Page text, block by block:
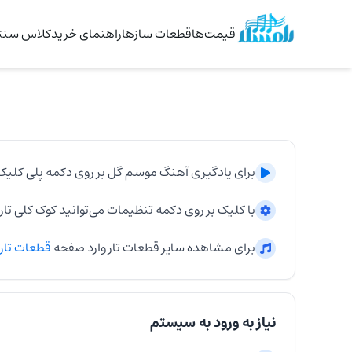
قیمت‌هاقطعات سازهاراهنمای خریدکلاس
برای یادگیری آهنگموسم گلبر روی دکمه پلی
با کلیک بر روی دکمه تنظیمات می‌توانید کوک کلی
برای مشاهده سایر قطعاتتاروارد صفحهقطعات
نیاز به ورود به سیستم